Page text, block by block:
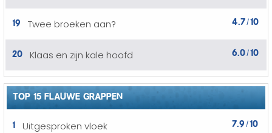
19 Twee broeken aan? 4.7/10
20 Klaas en zijn kale hoofd 6.0/10
TOP 15 FLAUWE GRAPPEN
1
Uitgesproken vloek 7.9 /10